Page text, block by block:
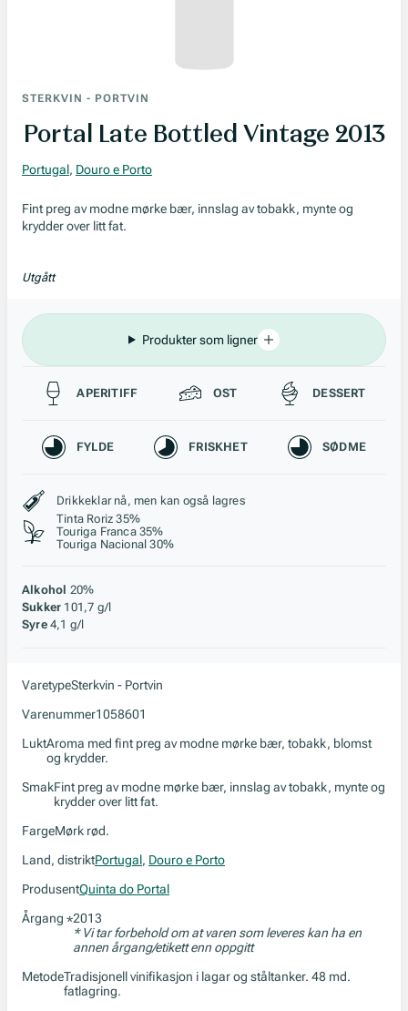
STERKVIN - PORTVIN
Portal Late Bottled Vintage 2013
Portugal, Douro e Porto
Fint preg av modne mørke bær, innslag av tobakk, mynte og
krydder over litt fat.
Utgått
Produkter som ligner
Passer til
APERITIFF OST DESSERT
Karakteristikk
FYLDE FRISKHET SØDME
Stil, lagring og råstoff
Drikkeklar nå, men kan også lagres
Tinta Roriz 35%
Touriga Franca 35%
Touriga Nacional 30%
Alkohol 20%
Sukker 101,7 g/l
Syre 4,1 g/l
VaretypeSterkvin - Portvin
Varenummer1058601
LuktAroma med fint preg av modne mørke bær, tobakk, blomst
og krydder.
SmakFint preg av modne mørke bær, innslag av tobakk, mynte og
krydder over litt fat.
FargeMørk rød.
Land, distriktPortugal, Douro e Porto
ProdusentQuinta do Portal
Årgang *2013
* Vi tar forbehold om at varen som leveres kan ha en
annen årgang/etikett enn oppgitt
MetodeTradisjonell vinifikasjon i lagar og ståltanker. 48 md.
fatlagring.